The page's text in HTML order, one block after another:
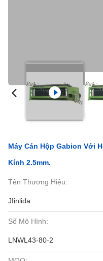
Máy Cán Hộp Gabion Với
Kính 2.5mm.
Tên Thương Hiệu:
JIinlida
Số Mô Hình:
LNWL43-80-2